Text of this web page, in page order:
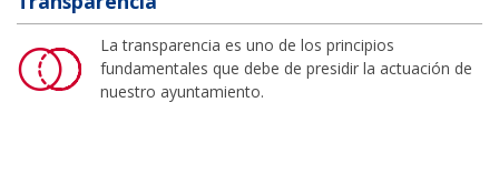
La transparencia es uno de los principios
fundamentales que debe de presidir la actuación de
nuestro ayuntamiento.